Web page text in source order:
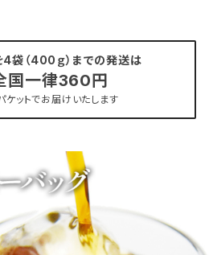
袋（400ｇ）までの発送は
国一律360円
ケットでお届けいたします